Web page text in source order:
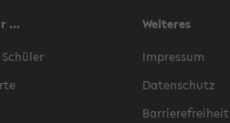
...
Weiteres
Impressum
Datenschutz
Barrierefreiheit